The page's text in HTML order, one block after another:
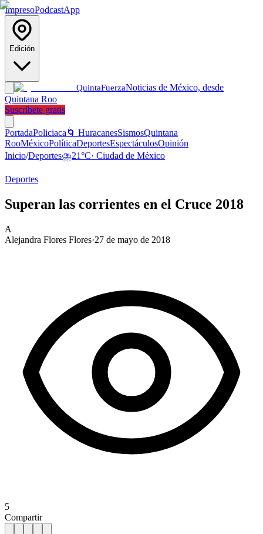
ImpresoPodcastApp
Edición
QuintaFuerzaNoticias de México, desde
Quintana Roo
Suscríbete gratis
PortadaPoliciaca 🌀 HuracanesSismosQuintana
RooMéxicoPolíticaDeportesEspectáculosOpinión
Inicio/Deportes⛈️21°C· Ciudad de México
Deportes
Superan las corrientes en el Cruce 2018
A
Alejandra Flores Flores·27 de mayo de 2018
5
Compartir